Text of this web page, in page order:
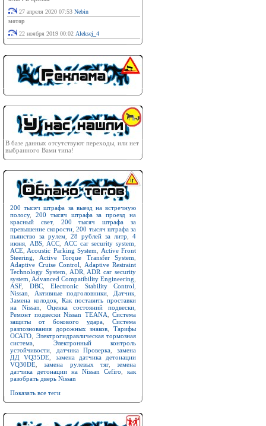
27 апреля 2020 07:53 Nebin
мотор
22 ноября 2019 00:02 Aleksej_4
В базе данных отсутствуют переходы, или нет
выбранного Вами типа!
200 тысяч штрафа за выезд на встречную
полосу, 200 тысяч штрафа за проезд на
красный свет, 200 тысяч штрафа за
превышение скорости ,200 тысяч штрафа за
пьянство за рулем
28 рублей за литр
4
июня
ABS ACC ACC car security system
ACE Acoustic Parking System
Active Front
Steering
Active Torque Transfer System
Adaptive Cruise Control
Adaptive Restraint
Technology System
ADR
ADR car security
system Advanced Compatibility Engineering
ASF, DBC, Electronic Stability Control
Nissan
Активные подголовники Датчик
Замена колодок, Как поставить проставки
на Nissan
Оценка состояний подвески
Ремонт подвески Nissan TEANA
Система
защиты от бокового удара
Система
разпознования дорожных знаков ,Тарифы
ОСАГО
Электрогидравлическая тормозная
система
Электронный контроль
устойчивости
датчика Проверка ,замена
ДД VQ35DE
замена датчика детонации
VQ30DE ,замена рулевых тяг, земена
датчика детонации на Nissan Cefiro
как
разобрать дверь Nissan
Показать все теги